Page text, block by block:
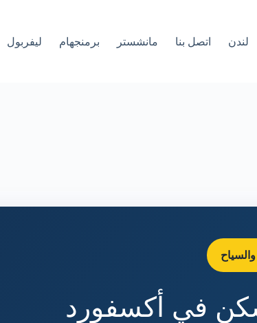
لندن اتصل بنا مانشستر برمنجهام ليفربول
في أكسفورد